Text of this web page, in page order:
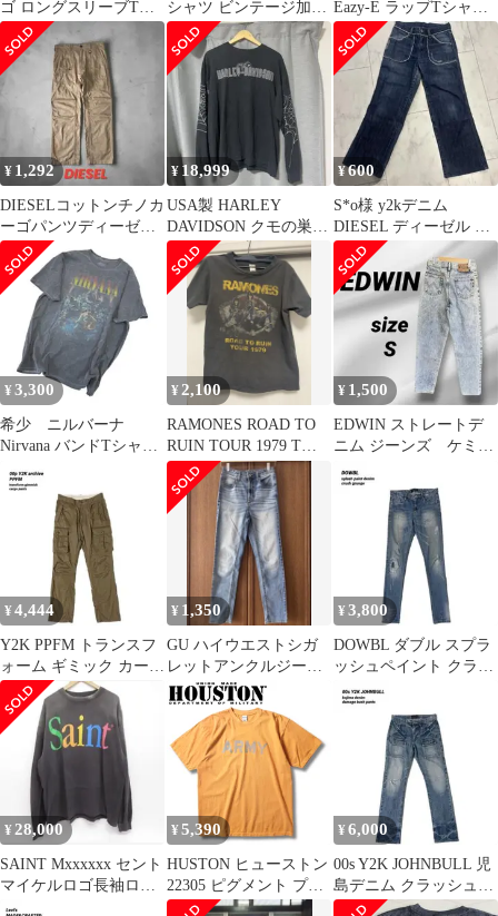
ゴ ロングスリーブTシ
ャツ ロンT ウィンダン
シー
シャツ ビンテージ加工
青
Eazy-E ラップTシャツ
M グランジ加工 NWA
¥ 1,292
DIESELコットンチノカ
ーゴパンツディーゼル
ストレートパンツビン
テージ加工
¥ 18,999
USA製 HARLEY
DAVIDSON クモの巣
スパイダー ロンT XL
¥600
S*o様 y2kデニム
DIESEL ディーゼル カ
ットオフ フリンジ ワイ
ドデ
¥ 3,300
希少 ニルバーナ
Nirvana バンドTシャ
UNPLUGGED オフィシ
ャル
¥2,100
RAMONES ROAD TO
RUIN TOUR 1979 Tシ
ャツ
¥ 1,500
EDWIN ストレートデ
ニム ジーンズ ケミカ
ルウォッシュ Sサイズ
¥ 4,444
Y2K PPFM トランスフ
ォーム ギミック カーゴ
パンツ 変形
¥ 1,350
GU ハイウエストシガ
レットアンクルジーン
ズ Mサイズ ストレッチ
脚長効果
¥ 3,800
DOWBL ダブル スプラ
ッシュペイント クラッ
シュ 加工 デニム グラ
ンジ
¥28,000
SAINT Mxxxxxx セント
マイケルロゴ長袖ロン
T XXL
¥ 5,390
HUSTON ヒューストン
22305 ピグメント プリ
ント Tシャツ (ARMY)
¥ 6,000
00s Y2K JOHNBULL 児
島デニム クラッシュ加
工 ブッシュパンツ